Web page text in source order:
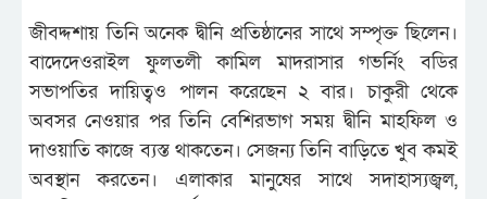
জীবদ্দশায় তিনি অনেক দ্বীনি প্রতিষ্ঠানের সাথে সম্পৃক্ত ছিলেন।
বাদেদেওরাইল ফুলতলী কামিল মাদরাসার গভর্নিং বডির
সভাপতির দায়িত্বও পালন করেছেন ২ বার। চাকুরী থেকে
অবসর নেওয়ার পর তিনি বেশিরভাগ সময় দ্বীনি মাহফিল ও
দাওয়াতি কাজে ব্যস্ত থাকতেন। সেজন্য তিনি বাড়িতে খুব কমই
অবস্থান করতেন। এলাকার মানুষের সাথে সদাহাস্যজ্বল,